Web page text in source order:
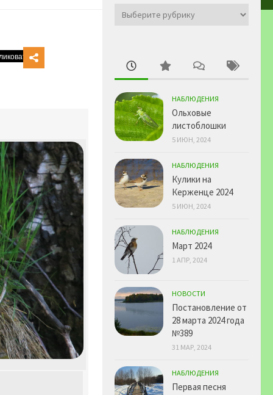
Записи
НАБЛЮДЕНИЯ
Ольховые
листоблошки
5 ИЮН, 2024
НАБЛЮДЕНИЯ
Кулики на
Керженце 2024
5 ИЮН, 2024
НАБЛЮДЕНИЯ
Март 2024
1 АПР, 2024
НОВОСТИ
Постановление от
28 марта 2024 года
№389
31 МАР, 2024
НАБЛЮДЕНИЯ
Первая песня